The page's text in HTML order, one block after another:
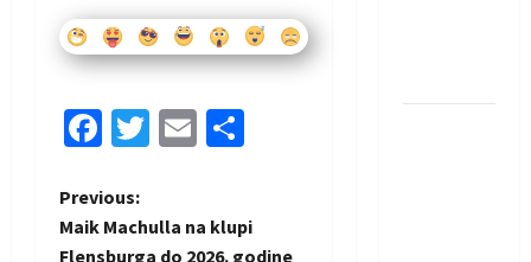
Facebook
Twitter
Email
P
Previous:
Maik Machulla na klupi
Flensburga do 2026. godine